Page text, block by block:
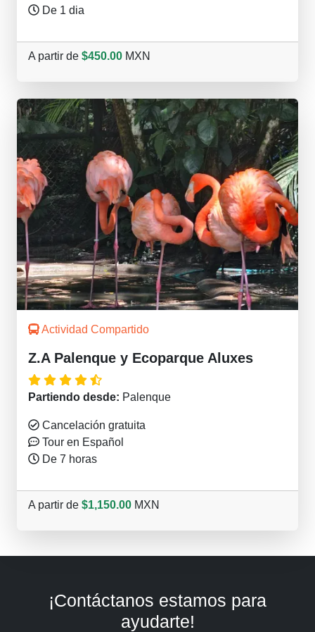
De 1 dia
A partir de $450.00 MXN
Actividad Compartido
Z.A Palenque y Ecoparque Aluxes
Partiendo desde: Palenque
Cancelación gratuita
Tour en Español
De 7 horas
A partir de $1,150.00 MXN
¡Contáctanos estamos para
ayudarte!